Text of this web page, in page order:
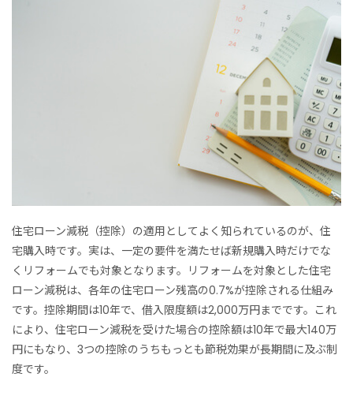
住宅ローン減税（控除）の適用としてよく知られているのが、住
宅購入時です。実は、一定の要件を満たせば新規購入時だけでな
くリフォームでも対象となります。リフォームを対象とした住宅
ローン減税は、各年の住宅ローン残高の0.7%が控除される仕組み
です。控除期間は10年で、借入限度額は2,000万円までです。これ
により、住宅ローン減税を受けた場合の控除額は10年で最大140万
円にもなり、3つの控除のうちもっとも節税効果が長期間に及ぶ制
度です。